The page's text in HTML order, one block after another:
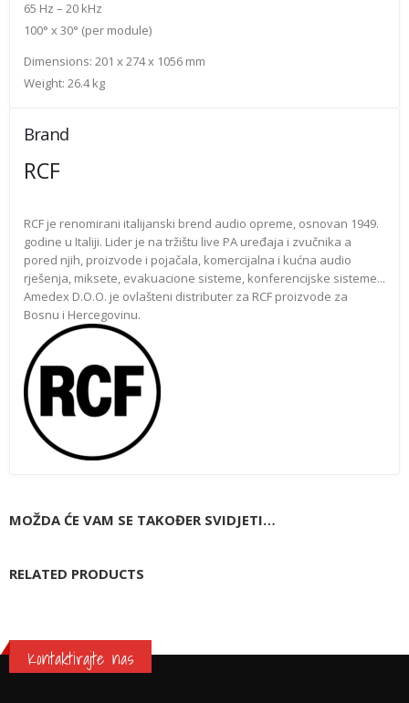
65 Hz – 20 kHz
100° x 30° (per module)
Dimensions: 201 x 274 x 1056 mm
Weight: 26.4 kg
Brand
RCF
RCF je renomirani italijanski brend audio opreme, osnovan 1949.
godine u Italiji. Lider je na tržištu live PA uređaja i zvučnika a
pored njih, proizvode i pojačala, komercijalna i kućna audio
rješenja, miksete, evakuacione sisteme, konferencijske sisteme...
Amedex D.O.O. je ovlašteni distributer za RCF proizvode za
Bosnu i Hercegovinu.
MOŽDA ĆE VAM SE TAKOĐER SVIDJETI…
RELATED PRODUCTS
Kontaktirajte nas